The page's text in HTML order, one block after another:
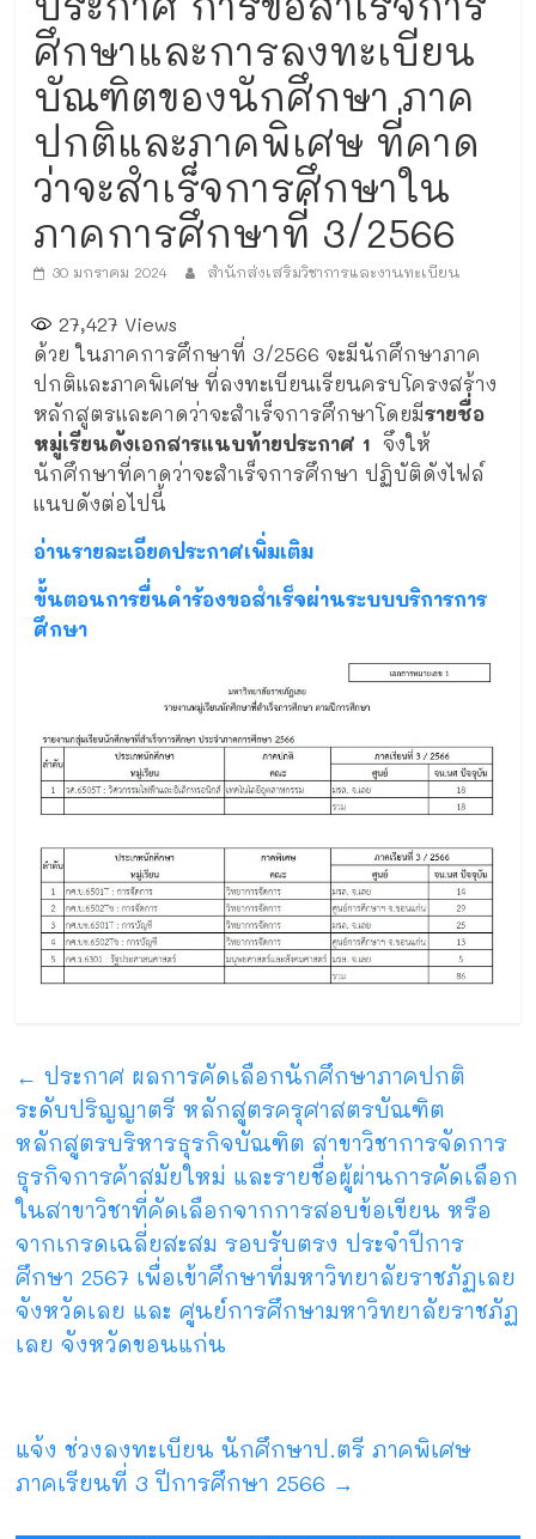
ศึกษาและการลงทะเบียน
บัณฑิตของนักศึกษา ภาค
ปกติและภาคพิเศษ ที่คาด
ว่าจะสำเร็จการศึกษาใน
ภาคการศึกษาที่ 3/2566
30 มกราคม 2024 สำนักส่งเสริมวิชาการและงานทะเบียน
27,427 Views
ด้วย ในภาคการศึกษาที่ 3/2566 จะมีนักศึกษาภาค
ปกติและภาคพิเศษ ที่ลงทะเบียนเรียนครบโครงสร้าง
หลักสูตรและคาดว่าจะสำเร็จการศึกษาโดยมีรายชื่อ
หมู่เรียนดังเอกสารแนบท้ายประกาศ 1 จึงให้
นักศึกษาที่คาดว่าจะสำเร็จการศึกษา ปฏิบัติดังไฟล์
แนบดังต่อไปนี้
อ่านรายละเอียดประกาศเพิ่มเติม
ขั้นตอนการยื่นคำร้องขอสำเร็จผ่านระบบบริการการ
ศึกษา
← ประกาศ ผลการคัดเลือกนักศึกษาภาคปกติ
ระดับปริญญาตรี หลักสูตรครุศาสตรบัณฑิต
หลักสูตรบริหารธุรกิจบัณฑิต สาขาวิชาการจัดการ
ธุรกิจการค้าสมัยใหม่ และรายชื่อผู้ผ่านการคัดเลือก
ในสาขาวิชาที่คัดเลือกจากการสอบข้อเขียน หรือ
จากเกรดเฉลี่ยสะสม รอบรับตรง ประจำปีการ
ศึกษา 2567 เพื่อเข้าศึกษาที่มหาวิทยาลัยราชภัฏเลย
จังหวัดเลย และ ศูนย์การศึกษามหาวิทยาลัยราชภัฏ
เลย จังหวัดขอนแก่น
แจ้ง ช่วงลงทะเบียน นักศึกษาป.ตรี ภาคพิเศษ
ภาคเรียนที่ 3 ปีการศึกษา 2566 →